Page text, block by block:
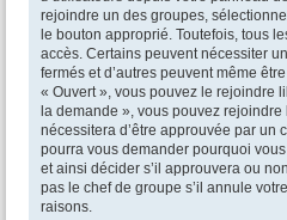
rejoindre un des groupes,
le bouton approprié. Toutefois, tous
accès. Certains peuvent nécessiter
fermés et d’autres peuvent même
« Ouvert », vous pouvez le rejoindre
la demande », vous pouvez
nécessitera d’être approuvée par un
pourra vous demander pourquoi
et ainsi décider s’il approuvera ou
pas le chef de groupe s’il annule
raisons.